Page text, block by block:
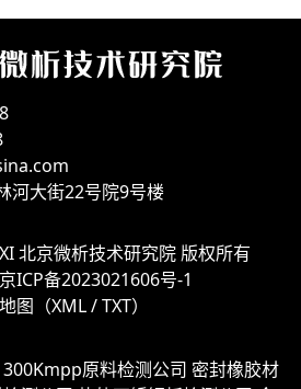
河大街22号院9号楼
北京微析技术研究院版权所有
京ICP备2023021606号-1
图（XML/TXT）
300Kmpp原料检测公司 密封橡胶材